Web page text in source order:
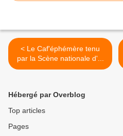
< Le Caf'éphémère tenu
par la Scène nationale d'...
Hébergé par Overblog
Top articles
Pages